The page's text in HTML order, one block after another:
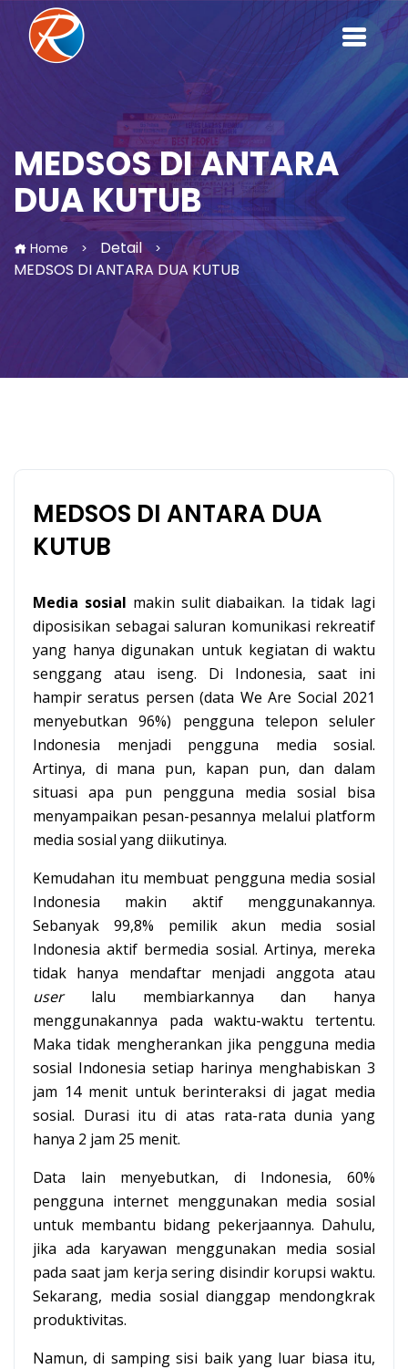
MEDSOS DI ANTARA
DUA KUTUB
Home > Detail >
MEDSOS DI ANTARA DUA KUTUB
MEDSOS DI ANTARA DUA
KUTUB
Media sosial makin sulit diabaikan. Ia tidak lagi
diposisikan sebagai saluran komunikasi rekreatif
yang hanya digunakan untuk kegiatan di waktu
senggang atau iseng. Di Indonesia, saat ini
hampir seratus persen (data We Are Social 2021
menyebutkan 96%) pengguna telepon seluler
Indonesia menjadi pengguna media sosial.
Artinya, di mana pun, kapan pun, dan dalam
situasi apa pun pengguna media sosial bisa
menyampaikan pesan-pesannya melalui platform
media sosial yang diikutinya.
Kemudahan itu membuat pengguna media sosial
Indonesia makin aktif menggunakannya.
Sebanyak 99,8% pemilik akun media sosial
Indonesia aktif bermedia sosial. Artinya, mereka
tidak hanya mendaftar menjadi anggota atau
user lalu membiarkannya dan hanya
menggunakannya pada waktu-waktu tertentu.
Maka tidak mengherankan jika pengguna media
sosial Indonesia setiap harinya menghabiskan 3
jam 14 menit untuk berinteraksi di jagat media
sosial. Durasi itu di atas rata-rata dunia yang
hanya 2 jam 25 menit.
Data lain menyebutkan, di Indonesia, 60%
pengguna internet menggunakan media sosial
untuk membantu bidang pekerjaannya. Dahulu,
jika ada karyawan menggunakan media sosial
pada saat jam kerja sering disindir korupsi waktu.
Sekarang, media sosial dianggap mendongkrak
produktivitas.
Namun, di samping sisi baik yang luar biasa itu,